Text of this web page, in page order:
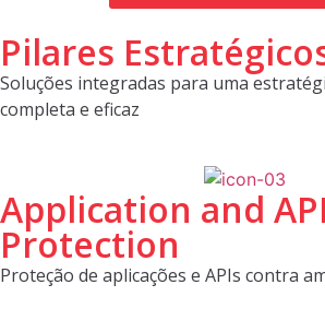
Pilares
Soluções integradas para uma
completa e eficaz
Application and API
Protection
Proteção de aplicações e APIs contra